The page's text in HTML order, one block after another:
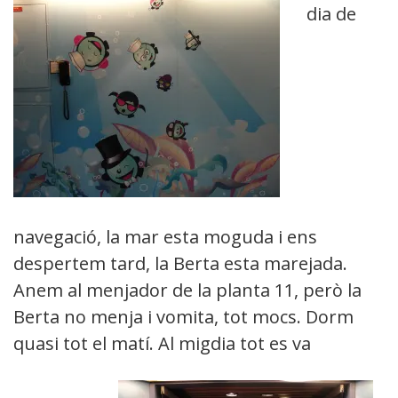
dia de
navegació, la mar esta moguda i ens
despertem tard, la Berta esta marejada.
Anem al menjador de la planta 11, però la
Berta no menja i vomita, tot mocs. Dorm
quasi tot el matí. Al migdia tot es va